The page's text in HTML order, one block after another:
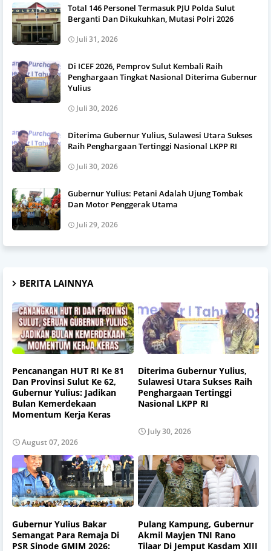
Total 146 Personel Termasuk PJU Polda Sulut
Berganti Dan Dikukuhkan, Mutasi Polri 2026
Juli 31, 2026
Di ICEF 2026, Pemprov Sulut Kembali Raih
Penghargaan Tingkat Nasional Diterima Gubernur
Yulius
Juli 30, 2026
Diterima Gubernur Yulius, Sulawesi Utara Sukses
Raih Penghargaan Tertinggi Nasional LKPP RI
Juli 30, 2026
Gubernur Yulius: Petani Adalah Ujung Tombak
Dan Motor Penggerak Utama
Juli 29, 2026
BERITA LAINNYA
Pencanangan HUT RI Ke 81
Dan Provinsi Sulut Ke 62,
Gubernur Yulius: Jadikan
Bulan Kemerdekaan
Momentum Kerja Keras
August 07, 2026
Diterima Gubernur Yulius,
Sulawesi Utara Sukses Raih
Penghargaan Tertinggi
Nasional LKPP RI
July 30, 2026
Gubernur Yulius Bakar
Semangat Para Remaja Di
PSR Sinode GMIM 2026:
Pulang Kampung, Gubernur
Akmil Mayjen TNI Rano
Tilaar Di Jemput Kasdam XIII